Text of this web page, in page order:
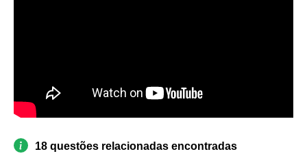
18 questões relacionadas encontradas